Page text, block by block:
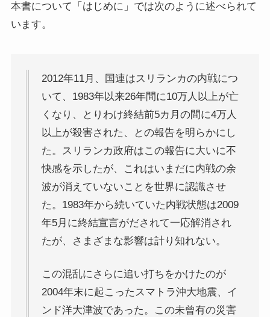
ドストエフスキー資料データベース
ドストエフスキー論
ドストエフスキーとキリスト教
ドストエフスキーとフロイトの父親殺し
ドストエフスキーゆかりの地を巡る旅
秋に記す夏の印象～パリ・ジョージアの旅
ドストエフスキー、妻と歩んだ運命の旅～狂気と愛
の西欧旅行
本書について「はじめに」では次のように述べられて
います。
2012年11月、国連はスリランカの内戦につ
いて、1983年以来26年間に10万人以上が亡
くなり、とりわけ終結前5カ月の間に4万人
以上が殺害された、との報告を明らかにし
た。スリランカ政府はこの報告に大いに不
快感を示したが、これはいまだに内戦の余
波が消えていないことを世界に認識させ
た。1983年から続いていた内戦状態は2009
年5月に終結宣言がだされて一応解消され
たが、さまざまな影響は計り知れない。
この混乱にさらに追い打ちをかけたのが
2004年末に起こったスマトラ沖大地震、イ
ンド洋大津波であった。この未曾有の災害